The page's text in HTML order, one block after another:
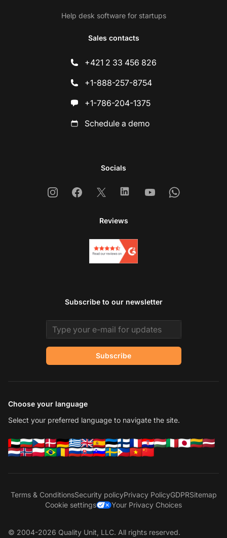
Help desk software for startups
Sales contacts
+421 2 33 456 826
+1-888-257-8754
+1-786-204-1375
Schedule a demo
Socials
InstagramFacebook
X LinkedinYoutubeWhatsapp
Reviews
Subscribe to our newsletter
Email address
Subscribe
Choose your language
Select your preferred language to navigate the site.
Terms & ConditionsSecurity policyPrivacy PolicyGDPRSitemap
Cookie settings
Your Privacy Choices
© 2004-2026 Quality Unit, LLC. All rights reserved.